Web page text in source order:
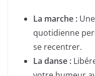
La marche :
quotidienne
se recentrer.
La danse :